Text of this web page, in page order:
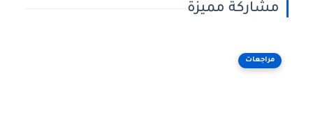
مشاركة مميزة
مراجعات